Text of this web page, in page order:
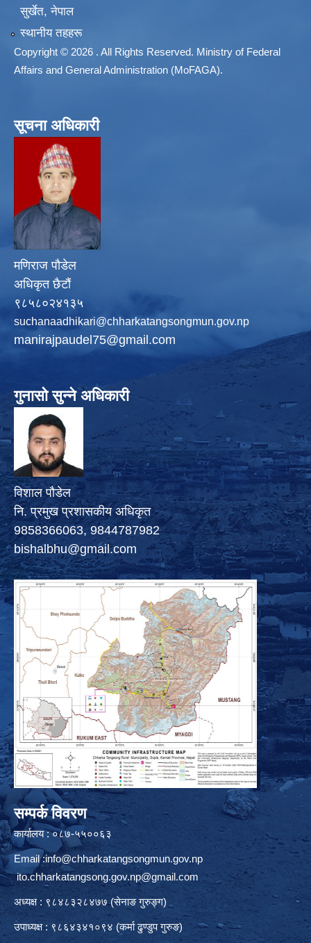
सुर्खेत, नेपाल
स्थानीय तहहरू
Copyright © 2026 . All Rights Reserved. Ministry of Federal
Affairs and General Administration (MoFAGA).
सूचना अधिकारी
मणिराज पौडेल
अधिकृत छैटौं
९८५८०२४१३५
suchanaadhikari@chharkatangsongmun.gov.np
manirajpaudel75@gmail.com
गुनासो सुन्ने अधिकारी
विशाल पौडेल
नि. प्रमुख प्रशासकीय अधिकृत
9858366063, 9844787982
bishalbhu@gmail.com
सम्पर्क विवरण
कार्यालय : ०८७-५५००६३
Email :info@chharkatangsongmun.gov.np
ito.chharkatangsong.gov.np@gmail.com
अध्यक्ष : ९८४८३२८४७७ (सेनाङ गुरुङ्ग)
उपाध्यक्ष : ९८६४३४१०९४ (कर्मा ढुण्डुप गुरुङ)